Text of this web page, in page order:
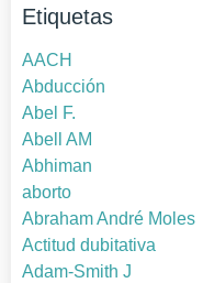
Etiquetas
AACH
Abducción
Abel F.
Abell AM
Abhiman
aborto
Abraham André Moles
Actitud dubitativa
Adam-Smith J